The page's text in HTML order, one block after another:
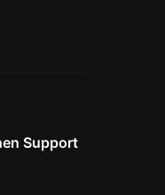
Support